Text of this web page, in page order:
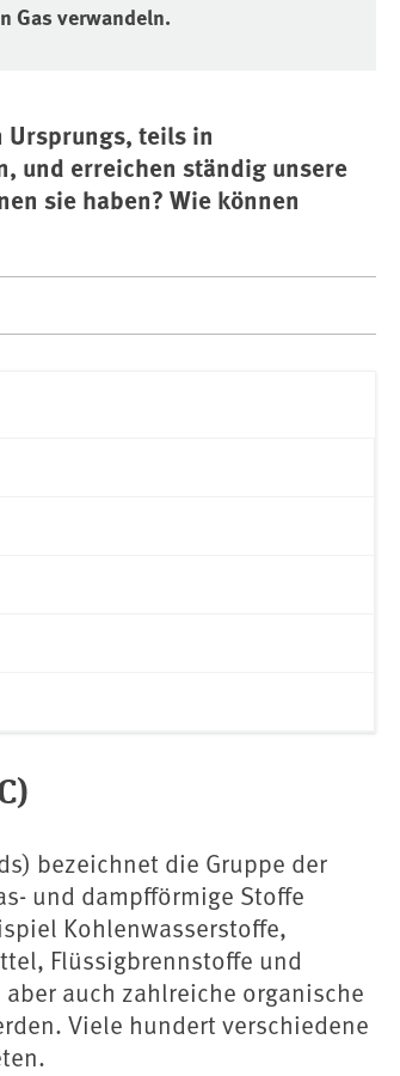
Gas verwandeln.
teils in
und erreichen ständig unsere
sie haben? Wie können
bezeichnet die Gruppe der
und dampfförmige Stoffe
Kohlenwasserstoffe,
Flüssigbrennstoffe und
auch zahlreiche organische
Viele hundert verschiedene